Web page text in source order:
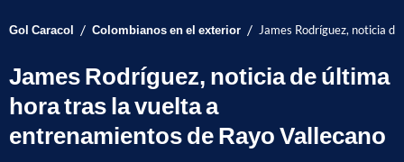
Gol Caracol / Colombianos en el exterior / James Rodríguez, noticia
James Rodríguez, noticia de última
hora tras la vuelta a
entrenamientos de Rayo Vallecano